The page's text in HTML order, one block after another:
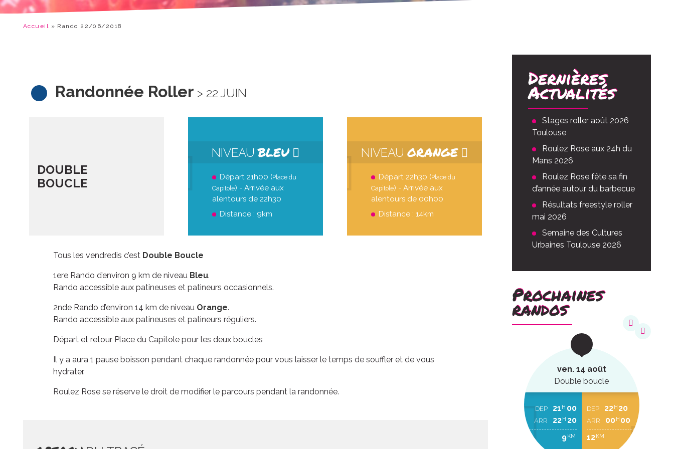
Accueil » Rando 22/06/2018
Randonnée Roller > 22 JUIN
DOUBLE
BOUCLE
NIVEAUBLEU
Départ 21h00 (Place du
Capitole) - Arrivée aux
alentours de 22h30
Distance : 9km
NIVEAU ORANGE
Départ 22h30 (Place du
Capitole) - Arrivée aux
alentours de 00h00
Distance : 14km
Tous les vendredis c’est Double Boucle
1ere Rando d’environ 9 km de niveau Bleu.
Rando accessible aux patineuses et patineurs occasionnels.
2nde Rando d’environ 14 km de niveau Orange.
Rando accessible aux patineuses et patineurs réguliers.
Départ et retour Place du Capitole pour les deux boucles
Il y a aura 1 pause boisson pendant chaque randonnée pour vous laisser le temps de souffler et de vous
hydrater.
Roulez Rose se réserve le droit de modifier le parcours pendant la randonnée.
Dernières
Actualités
Stages roller août 2026
Toulouse
Roulez Rose aux 24h du
Mans 2026
Roulez Rose fête sa fin
d’année autour du barbecue
Résultats freestyle roller
mai 2026
Semaine des Cultures
Urbaines Toulouse 2026
Prochaines
randos
ven. 14 août
Double boucle
DEP 21 H 00
ARR 22 H 20
9 KM
DEP 22 H 20
ARR 00 H 00
12 KM